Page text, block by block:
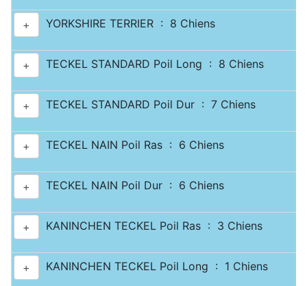
+ YORKSHIRE TERRIER : 8 Chiens
+ TECKEL STANDARD Poil Long : 8 Chiens
+ TECKEL STANDARD Poil Dur : 7 Chiens
+ TECKEL NAIN Poil Ras : 6 Chiens
+ TECKEL NAIN Poil Dur : 6 Chiens
+ KANINCHEN TECKEL Poil Ras : 3 Chiens
+ KANINCHEN TECKEL Poil Long : 1 Chiens